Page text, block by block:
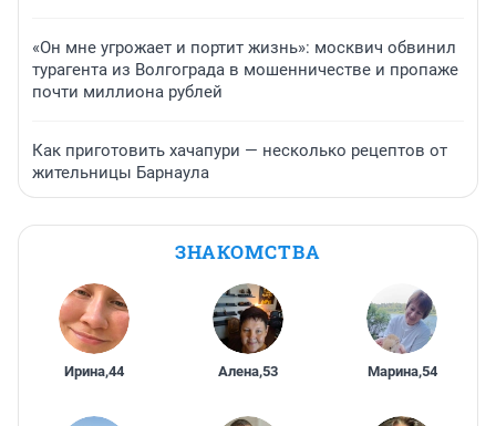
«Он мне угрожает и портит жизнь»: москвич обвинил
турагента из Волгограда в мошенничестве и пропаже
почти миллиона рублей
Как приготовить хачапури — несколько рецептов от
жительницы Барнаула
ЗНАКОМСТВА
Ирина,44 Алена,53 Марина,54